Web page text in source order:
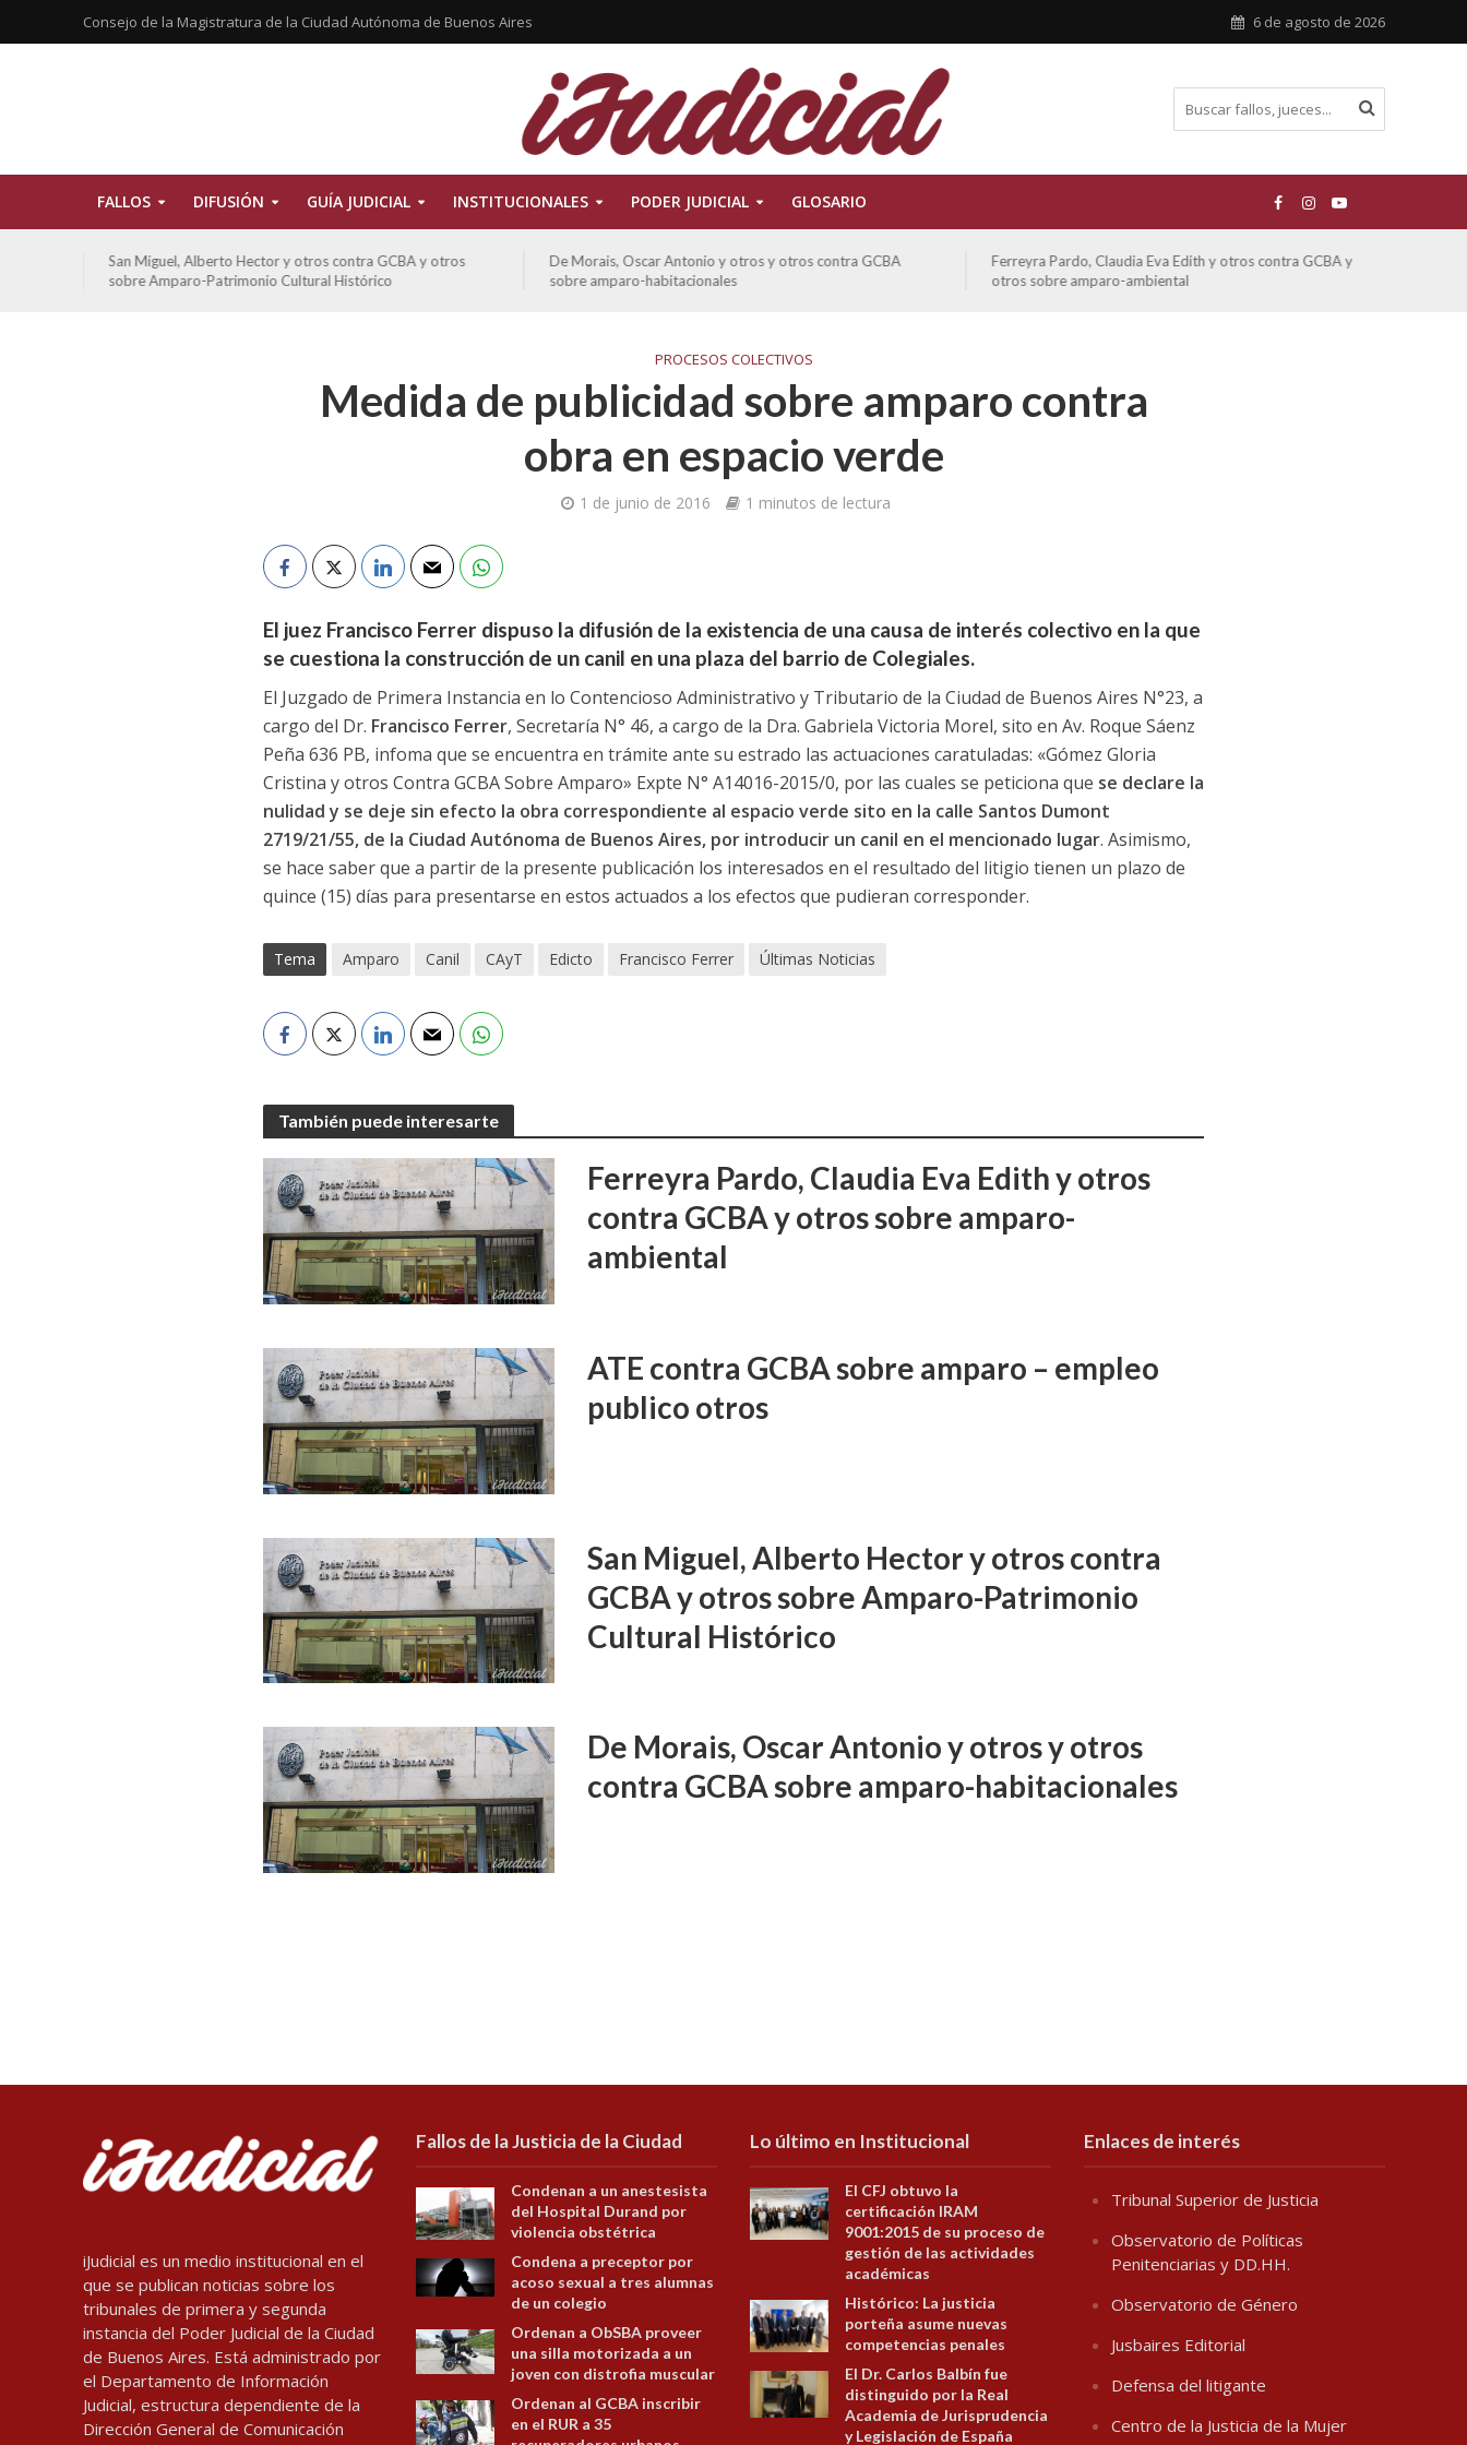
Consejo de la Magistratura de la Ciudad Autónoma de Buenos Aires 6 de agosto de 2026
FALLOS DIFUSIÓN GUÍA JUDICIAL INSTITUCIONALES PODER JUDICIAL GLOSARIO
San Miguel, Alberto Hector y otros contra GCBA y otros
sobre Amparo-Patrimonio Cultural Histórico
De Morais, Oscar Antonio y otros y otros contra GCBA
sobre amparo-habitacionales
Ferreyra Pardo, Claudia Eva Edith y otros contra GCBA y
otros sobre amparo-ambiental
PROCESOS COLECTIVOS
Medida de publicidad sobre amparo contra
obra en espacio verde
1 de junio de 2016 1 minutos de lectura
El juez Francisco Ferrer dispuso la difusión de la existencia de una causa de interés colectivo en la que
se cuestiona la construcción de un canil en una plaza del barrio de Colegiales.
El Juzgado de Primera Instancia en lo Contencioso Administrativo y Tributario de la Ciudad de Buenos Aires N°23, a
cargo del Dr. Francisco Ferrer, Secretaría N° 46, a cargo de la Dra. Gabriela Victoria Morel, sito en Av. Roque Sáenz
Peña 636 PB, infoma que se encuentra en trámite ante su estrado las actuaciones caratuladas: «Gómez Gloria
Cristina y otros Contra GCBA Sobre Amparo» Expte N° A14016-2015/0, por las cuales se peticiona que se declare la
nulidad y se deje sin efecto la obra correspondiente al espacio verde sito en la calle Santos Dumont
2719/21/55, de la Ciudad Autónoma de Buenos Aires, por introducir un canil en el mencionado lugar. Asimismo,
se hace saber que a partir de la presente publicación los interesados en el resultado del litigio tienen un plazo de
quince (15) días para presentarse en estos actuados a los efectos que pudieran corresponder.
Tema Amparo Canil CAyT Edicto Francisco Ferrer Últimas Noticias
También puede interesarte
Ferreyra Pardo, Claudia Eva Edith y otros
contra GCBA y otros sobre amparo-
ambiental
ATE contra GCBA sobre amparo – empleo
publico otros
San Miguel, Alberto Hector y otros contra
GCBA y otros sobre Amparo-Patrimonio
Cultural Histórico
De Morais, Oscar Antonio y otros y otros
contra GCBA sobre amparo-habitacionales
iJudicial es un medio institucional en el
que se publican noticias sobre los
tribunales de primera y segunda
instancia del Poder Judicial de la Ciudad
de Buenos Aires. Está administrado por
el Departamento de Información
Judicial, estructura dependiente de la
Dirección General de Comunicación
Fallos de la Justicia de la Ciudad
Condenan a un anestesista
del Hospital Durand por
violencia obstétrica
Condena a preceptor por
acoso sexual a tres alumnas
de un colegio
Ordenan a ObSBA proveer
una silla motorizada a un
joven con distrofia muscular
Ordenan al GCBA inscribir
en el RUR a 35
Lo último en Institucional
El CFJ obtuvo la
certificación IRAM
9001:2015 de su proceso de
gestión de las actividades
académicas
Histórico: La justicia
porteña asume nuevas
competencias penales
El Dr. Carlos Balbín fue
distinguido por la Real
Academia de Jurisprudencia
y Legislación de España
Enlaces de interés
Tribunal Superior de Justicia
Observatorio de Políticas
Penitenciarias y DD.HH.
Observatorio de Género
Jusbaires Editorial
Defensa del litigante
Centro de la Justicia de la Mujer